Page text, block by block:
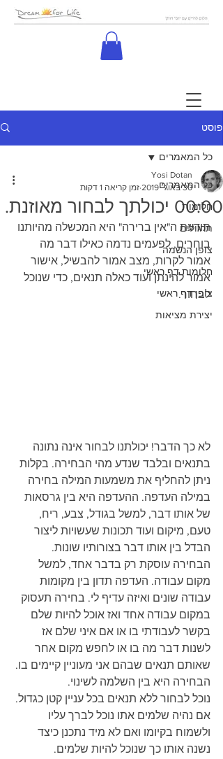
פוסט
כל המאמרים
חלומות
תרגולים
צופן הנשמה
חלומות דף ראשי
צופן דף ראשי
יצירת מציאות
כל המאמרים
00:00 יכולתך לבחור מאוזנת.
Yosi Dotan
30 באוג׳ 2019
זמן קריאה 1 דקות
תודעת ה"אין ברירה" היא המכשלה מהיותנו
בוחרים, לפעמים נדמה כאילו דבר מה
אמור לקרות, מצב אמור להבשיל, אישור
אמור להינתן ועוד כאלה תנאים, כדי שנוכל
לבחור.
לא כך הדבר! יכולתנו לבחור אינה נתונה
בתנאים ובלבד שנדע מהי הבחירה. בקלות
ניתן להחליף את משמעות המילה בחירה
במילה העדפה. ההעדפה היא בין גרסאות
של אותו דבר, למשל בגודל, צבע, ריח,
טעם, מיקום ועוד תכונות שעשויות ליצור
הבדל בין אותו דבר בצורותיו שונות.
הבחירה עוסקת רק בדבר אחד, למשל
מקום עבודה. העדפה תדון בין מקומות
עבודה שונים ואיזה עדיף לי. בחירה תעסוק
במקום עבודה אחד ואז אוכל להיות שלם
בקשר לעבודתי בו או אם איני שלם אז
לשנות דבר מה בו או לחפש מקום אחר
שאותם תנאים שבהם אני מעוניין קיימים בו.
הבחירה היא בין השלמה לשינוי.
נוכל לבחור ללא תנאים בכל עניין קטן כגדול.
אם נהיה שלמים אתו נוכל לברך עליו
ולשמוח בקיומו ואם לא מיד נתכנן כיצד
נשנה אותו כך שנוכל להיות שלמים.